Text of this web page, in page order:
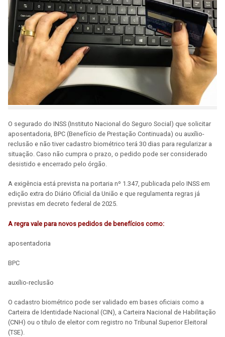
O segurado do INSS (Instituto Nacional do Seguro Social) que solicitar
aposentadoria, BPC (Benefício de Prestação Continuada) ou auxílio-
reclusão e não tiver cadastro biométrico terá 30 dias para regularizar a
situação. Caso não cumpra o prazo, o pedido pode ser considerado
desistido e encerrado pelo órgão.
A exigência está prevista na portaria nº 1.347, publicada pelo INSS em
edição extra do Diário Oficial da União e que regulamenta regras já
previstas em decreto federal de 2025.
A regra vale para novos pedidos de benefícios como:
aposentadoria
BPC
auxílio-reclusão
O cadastro biométrico pode ser validado em bases oficiais como a
Carteira de Identidade Nacional (CIN), a Carteira Nacional de Habilitação
(CNH) ou o título de eleitor com registro no Tribunal Superior Eleitoral
(TSE).